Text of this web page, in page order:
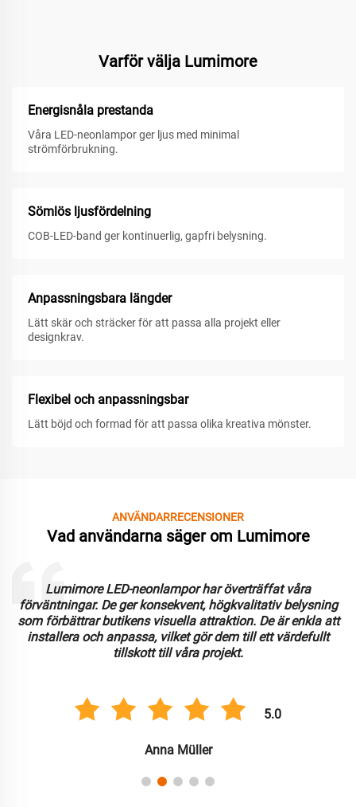
Varför välja Lumimore
Energisnåla prestanda
Våra LED-neonlampor ger ljus med minimal
strömförbrukning.
Sömlös ljusfördelning
COB-LED-band ger kontinuerlig, gapfri belysning.
Anpassningsbara längder
Lätt skär och sträcker för att passa alla projekt eller
designkrav.
Flexibel och anpassningsbar
Lätt böjd och formad för att passa olika kreativa mönster.
ANVÄNDARRECENSIONER
Vad användarna säger om Lumimore
har överträffat våra
högkvalitativ belysning
attraktion. De är enkla att
gör dem till ett värdefullt
5.0
Att arbeta med Lumimore
upplevelse. LED-neonlamporna
ljusstyrka. Vi uppskattar
användarvänligheten,
installationsprocessen för flera